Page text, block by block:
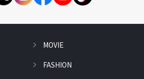
MOVIE
FASHION